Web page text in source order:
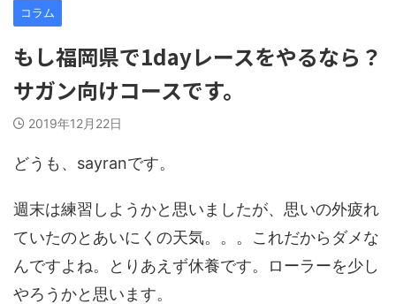
コラム
もし福岡県で1dayレースをやるなら？
サガン向けコースです。
2019年12月22日
どうも、sayranです。
週末は練習しようかと思いましたが、思いの外疲れ
ていたのとあいにくの天気。。。これだからダメな
んですよね。とりあえず休養です。ローラーを少し
やろうかと思います。